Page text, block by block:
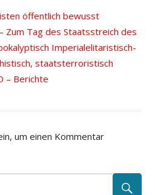
öffentlich bewusst
Zum Tag des Staatsstreich des
Imperialelitaristisch-
staatsterroristisch
– Berichte
um einen Kommentar